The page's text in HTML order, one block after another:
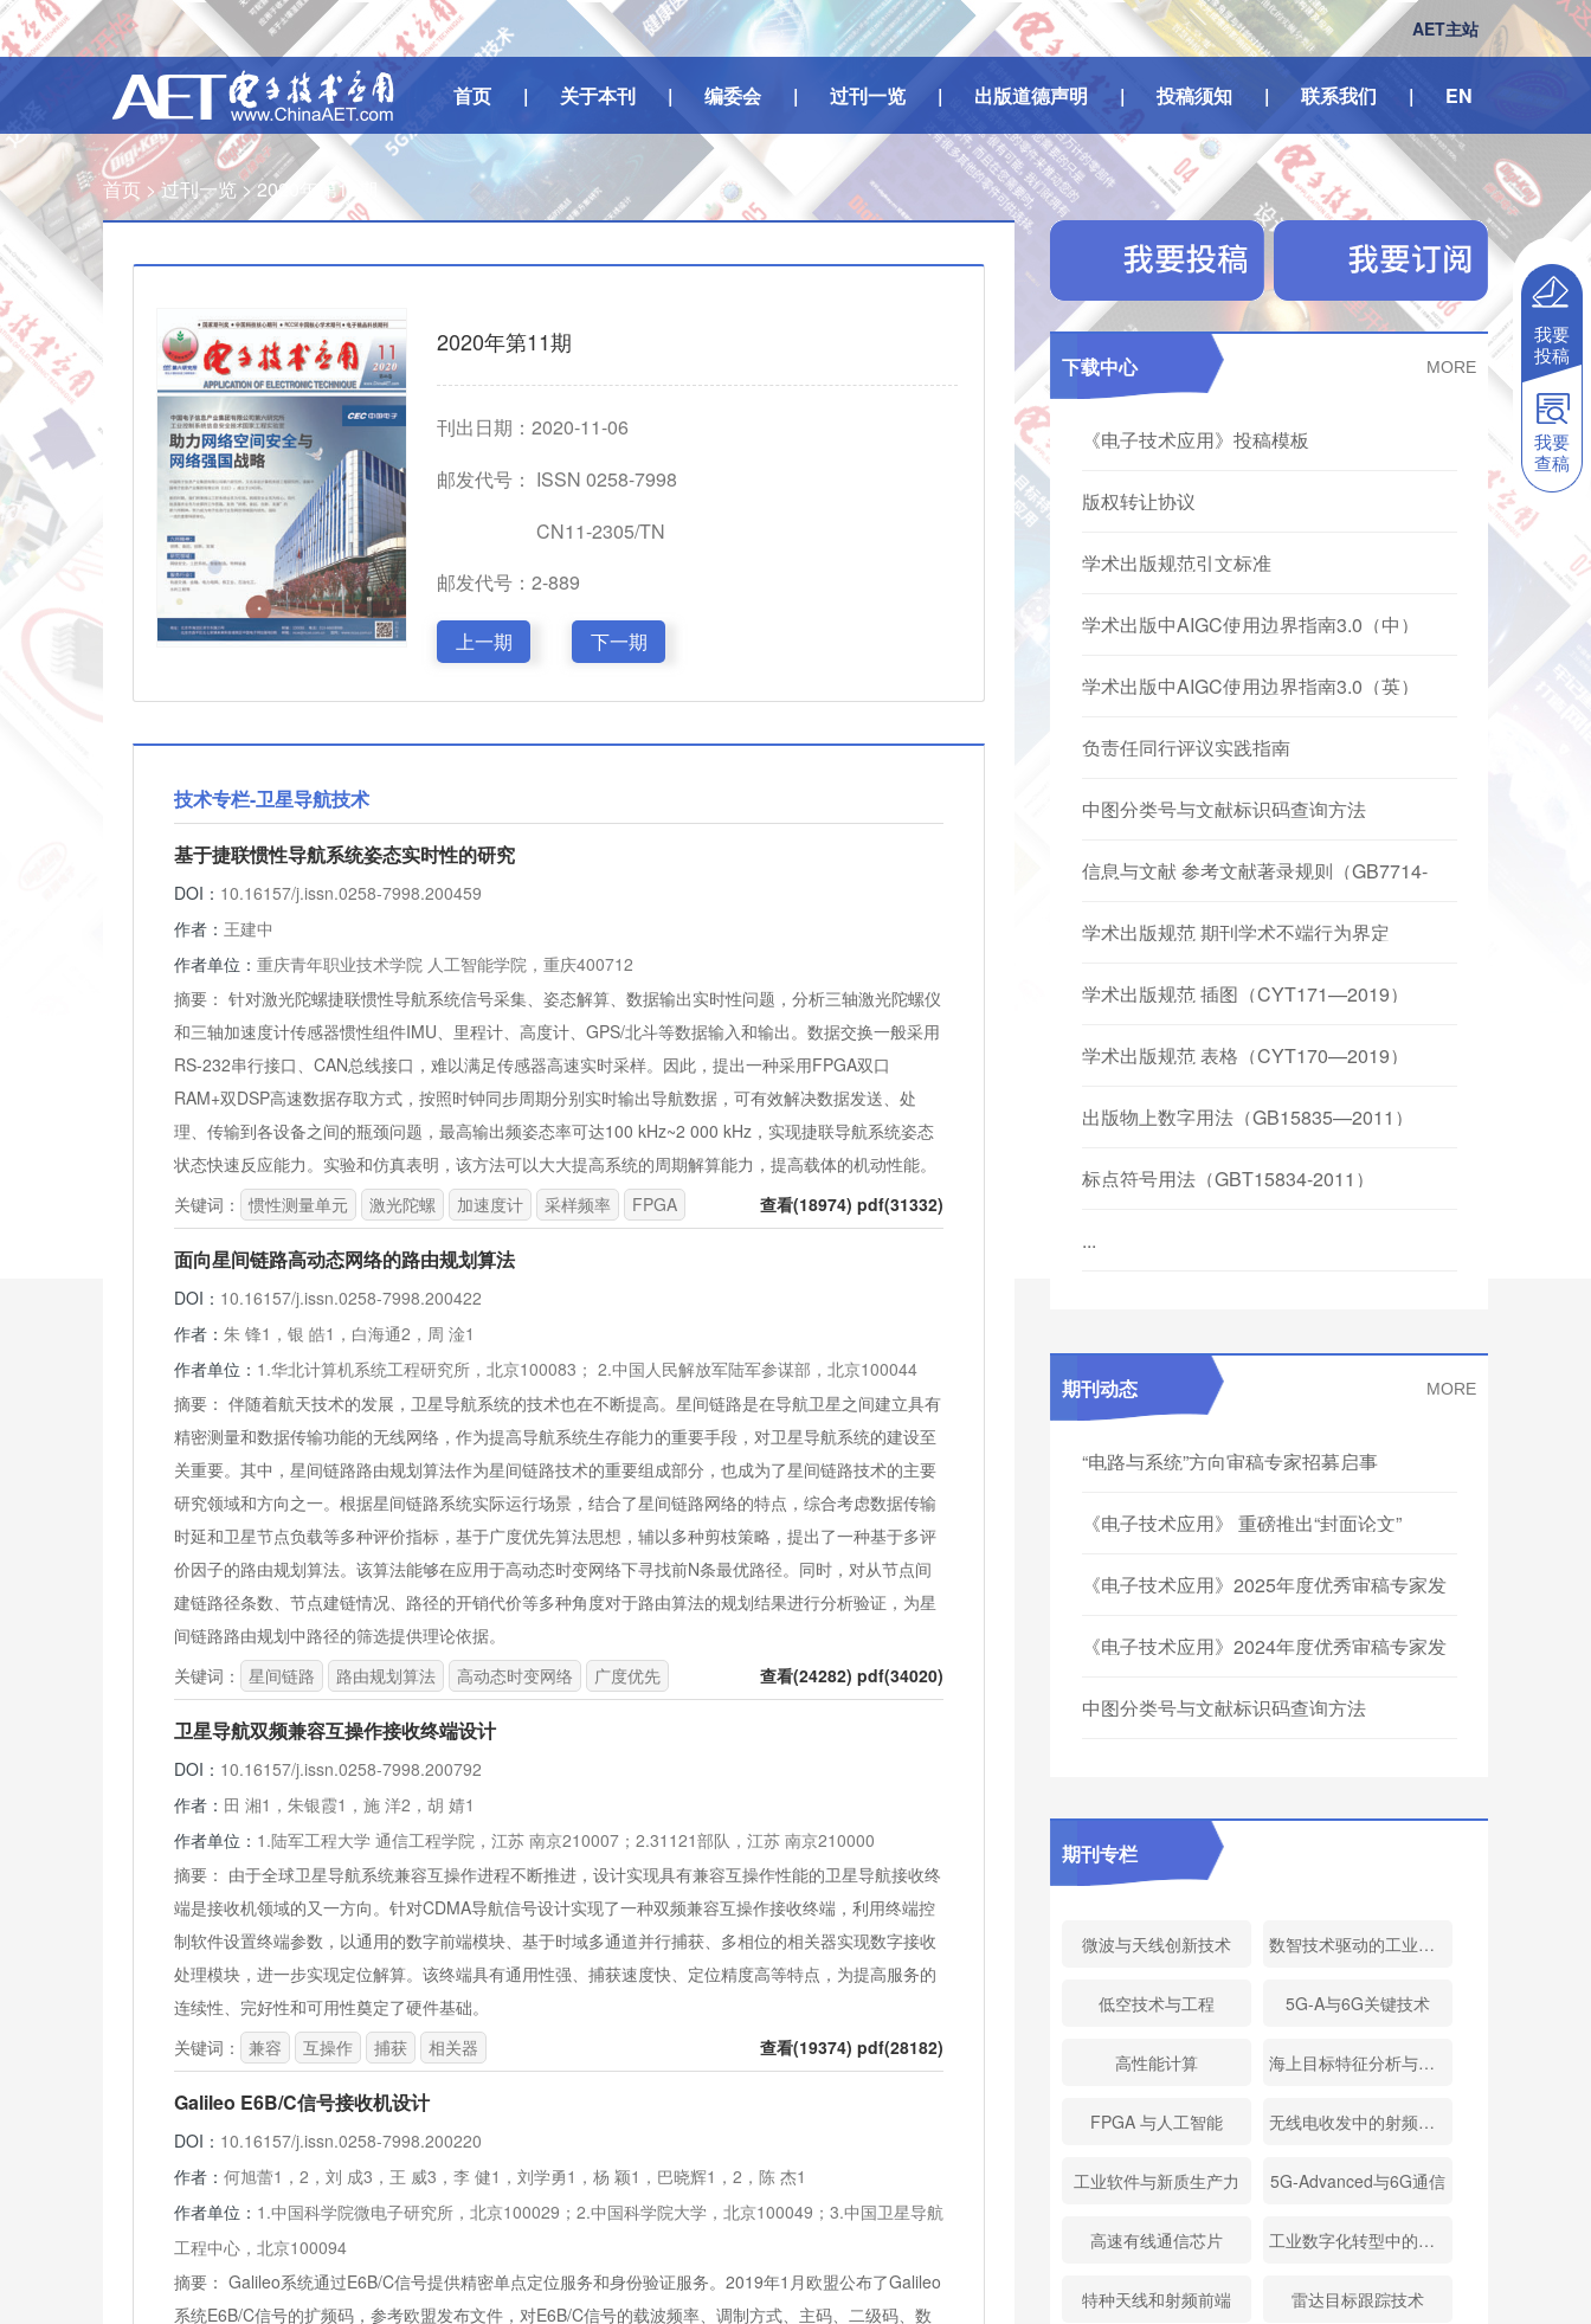
AET主站
首页 | 关于本刊 | 编委会 | 过刊一览 | 出版道德声明 | 投稿须知 | 联系我们 | EN
首页 > 过刊一览 >2020年第11期
2020年第11期
刊出日期：2020-11-06
邮发代号： ISSN 0258-7998
CN11-2305/TN
邮发代号：2-889
上一期 下一期
技术专栏-卫星导航技术
基于捷联惯性导航系统姿态实时性的研究
DOI： 10.16157/j.issn.0258-7998.200459
作者： 王建中
作者单位： 重庆青年职业技术学院 人工智能学院，重庆400712
摘要： 针对激光陀螺捷联惯性导航系统信号采集、姿态解算、数据输出实时性问题，分析三轴激光陀螺仪
和三轴加速度计传感器惯性组件IMU、里程计、高度计、GPS/北斗等数据输入和输出。数据交换一般采用
RS-232串行接口、CAN总线接口，难以满足传感器高速实时采样。因此，提出一种采用FPGA双口
RAM+双DSP高速数据存取方式，按照时钟同步周期分别实时输出导航数据，可有效解决数据发送、处
理、传输到各设备之间的瓶颈问题，最高输出频姿态率可达100 kHz~2 000 kHz，实现捷联导航系统姿态
状态快速反应能力。实验和仿真表明，该方法可以大大提高系统的周期解算能力，提高载体的机动性能。
关键词：
惯性测量单元 激光陀螺 加速度计 采样频率 FPGA 查看(18974) pdf(31332)
面向星间链路高动态网络的路由规划算法
DOI： 10.16157/j.issn.0258-7998.200422
作者： 朱 锋1，银 皓1，白海通2，周 淦1
作者单位： 1.华北计算机系统工程研究所，北京100083； 2.中国人民解放军陆军参谋部，北京100044
摘要： 伴随着航天技术的发展，卫星导航系统的技术也在不断提高。星间链路是在导航卫星之间建立具有
精密测量和数据传输功能的无线网络，作为提高导航系统生存能力的重要手段，对卫星导航系统的建设至
关重要。其中，星间链路路由规划算法作为星间链路技术的重要组成部分，也成为了星间链路技术的主要
研究领域和方向之一。根据星间链路系统实际运行场景，结合了星间链路网络的特点，综合考虑数据传输
时延和卫星节点负载等多种评价指标，基于广度优先算法思想，辅以多种剪枝策略，提出了一种基于多评
价因子的路由规划算法。该算法能够在应用于高动态时变网络下寻找前N条最优路径。同时，对从节点间
建链路径条数、节点建链情况、路径的开销代价等多种角度对于路由算法的规划结果进行分析验证，为星
间链路路由规划中路径的筛选提供理论依据。
关键词：
星间链路 路由规划算法 高动态时变网络 广度优先 查看(24282) pdf(34020)
卫星导航双频兼容互操作接收终端设计
DOI： 10.16157/j.issn.0258-7998.200792
作者： 田 湘1，朱银霞1，施 洋2，胡 婧1
作者单位： 1.陆军工程大学 通信工程学院，江苏 南京210007；2.31121部队，江苏 南京210000
摘要： 由于全球卫星导航系统兼容互操作进程不断推进，设计实现具有兼容互操作性能的卫星导航接收终
端是接收机领域的又一方向。针对CDMA导航信号设计实现了一种双频兼容互操作接收终端，利用终端控
制软件设置终端参数，以通用的数字前端模块、基于时域多通道并行捕获、多相位的相关器实现数字接收
处理模块，进一步实现定位解算。该终端具有通用性强、捕获速度快、定位精度高等特点，为提高服务的
连续性、完好性和可用性奠定了硬件基础。
关键词：
兼容 互操作 捕获 相关器 查看(19374) pdf(28182)
Galileo E6B/C信号接收机设计
DOI： 10.16157/j.issn.0258-7998.200220
作者： 何旭蕾1，2，刘 成3，王 威3，李 健1，刘学勇1，杨 颖1，巴晓辉1，2，陈 杰1
作者单位： 1.中国科学院微电子研究所，北京100029；2.中国科学院大学，北京100049；3.中国卫星导航
工程中心，北京100094
摘要： Galileo系统通过E6B/C信号提供精密单点定位服务和身份验证服务。2019年1月欧盟公布了Galileo
系统E6B/C信号的扩频码，参考欧盟发布文件，对E6B/C信号的载波频率、调制方式、主码、二级码、数
下载中心 MORE
《电子技术应用》投稿模板
版权转让协议
学术出版规范引文标准
学术出版中AIGC使用边界指南3.0（中）
学术出版中AIGC使用边界指南3.0（英）
负责任同行评议实践指南
中图分类号与文献标识码查询方法
信息与文献 参考文献著录规则（GB7714-
2025）
学术出版规范 期刊学术不端行为界定
（CYT174-2019）
学术出版规范 插图（CYT171—2019）
学术出版规范 表格（CYT170—2019）
出版物上数字用法（GB15835—2011）
标点符号用法（GBT15834-2011）
...
期刊动态 MORE
“电路与系统”方向审稿专家招募启事
《电子技术应用》 重磅推出“封面论文”
《电子技术应用》2025年度优秀审稿专家发
布
《电子技术应用》2024年度优秀审稿专家发
布
中图分类号与文献标识码查询方法
期刊专栏
微波与天线创新技术 数智技术驱动的工业软件
低空技术与工程 5G-A与6G关键技术
高性能计算 海上目标特征分析与应用
FPGA 与人工智能 无线电收发中的射频关键技术
工业软件与新质生产力 5G-Advanced与6G通信
高速有线通信芯片 工业数字化转型中的信息流、能量流
特种天线和射频前端 雷达目标跟踪技术
我要
投稿
我要
查稿